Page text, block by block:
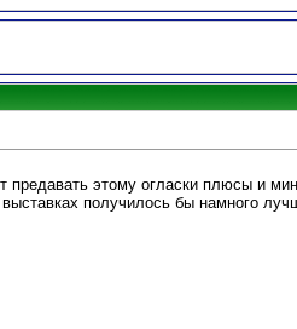
предавать этому огласки плюсы и
получилось бы намного